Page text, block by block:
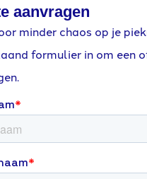
aanvragen
minder chaos op je
formulier in om een